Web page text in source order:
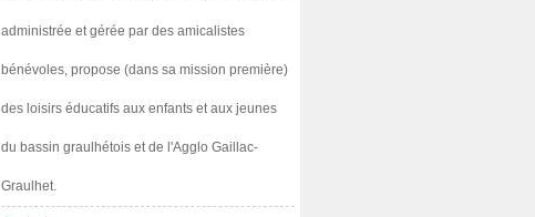
administrée et gérée par des amicalistes
bénévoles, propose (dans sa mission première)
des loisirs éducatifs aux enfants et aux jeunes
du bassin graulhétois et de l'Agglo Gaillac-
Graulhet.